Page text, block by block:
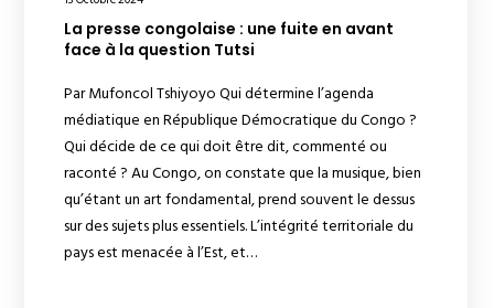
La presse congolaise : une fuite en avant
face à la question Tutsi
Par Mufoncol Tshiyoyo Qui détermine l’agenda
médiatique en République Démocratique du Congo ?
Qui décide de ce qui doit être dit, commenté ou
raconté ? Au Congo, on constate que la musique, bien
qu’étant un art fondamental, prend souvent le dessus
sur des sujets plus essentiels. L’intégrité territoriale du
pays est menacée à l’Est, et…